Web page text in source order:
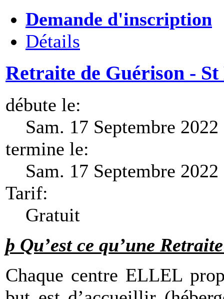
Demande d'inscription
Détails
Retraite de Guérison -
débute le:
Sam. 17 Septembre
termine le:
Sam. 17 Septembre
Tarif:
Gratuit
þ Qu’est ce qu’une
Chaque centre ELLEL